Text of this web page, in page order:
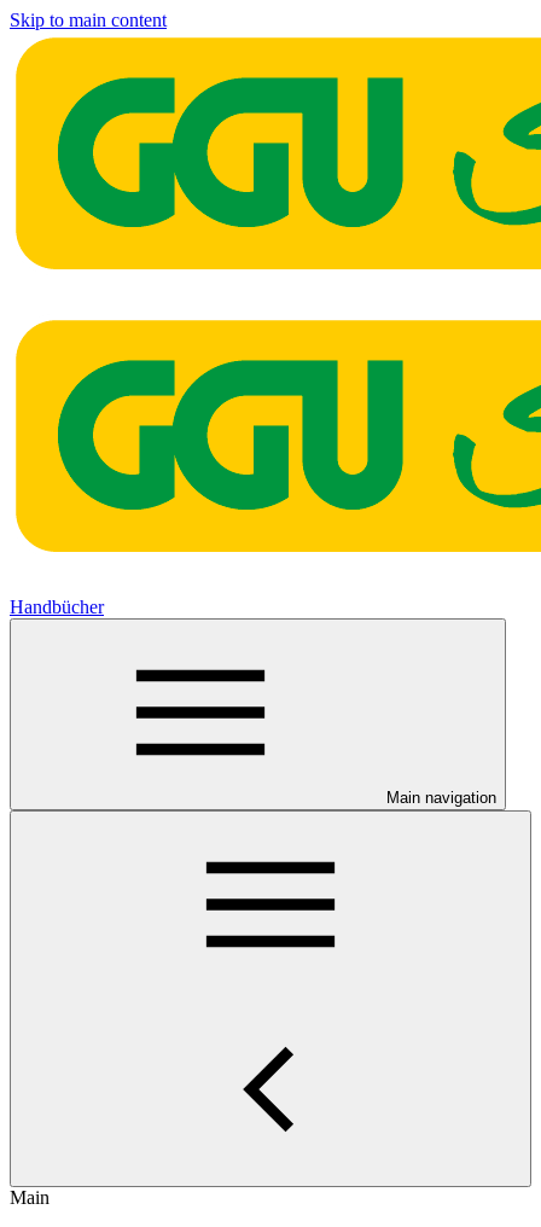
Skip to main content
Handbücher
Main navigation
Main